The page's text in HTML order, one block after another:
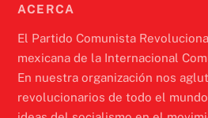
ACERCA
El Partido Comunista
mexicana de la Internacional
En nuestra organización nos
revolucionarios de todo el